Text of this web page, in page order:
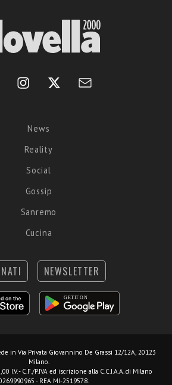
News
Reality
Social
Gossip
Sanremo
Cucina
NEWSLETTER
in Via Privata Giovannino De Grassi 12/12A, 20123
Milano.
I.V. - C.F./P.IVA ed iscrizione alla C.C.I.A.A. di Milano
- REA MI-2519578.